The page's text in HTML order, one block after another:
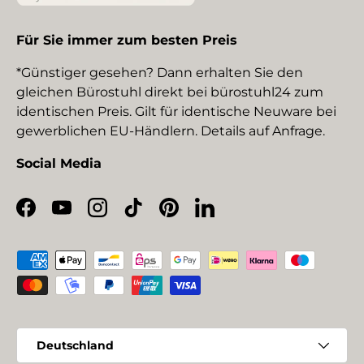
Für Sie immer zum besten Preis
*Günstiger gesehen? Dann erhalten Sie den
gleichen Bürostuhl direkt bei bürostuhl24 zum
identischen Preis. Gilt für identische Neuware bei
gewerblichen EU-Händlern. Details auf Anfrage.
Social Media
Facebook
YouTubeInstagram
TikTokPinterestLinkedIn
Zahlungsmethoden
Deutschland